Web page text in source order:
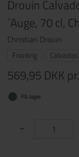
Drouin
´Auge, 70 cl,
Christian Drouin
Frankrig Calvados
569,95 DKK
På lager
-